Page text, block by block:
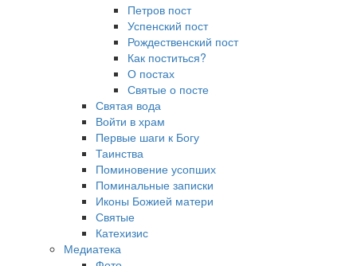
Петров пост
Успенский пост
Рождественский пост
Как поститься?
О постах
Святые о посте
Святая вода
Войти в храм
Первые шаги к Богу
Таинства
Поминовение усопших
Поминальные записки
Иконы Божией матери
Святые
Катехизис
Медиатека